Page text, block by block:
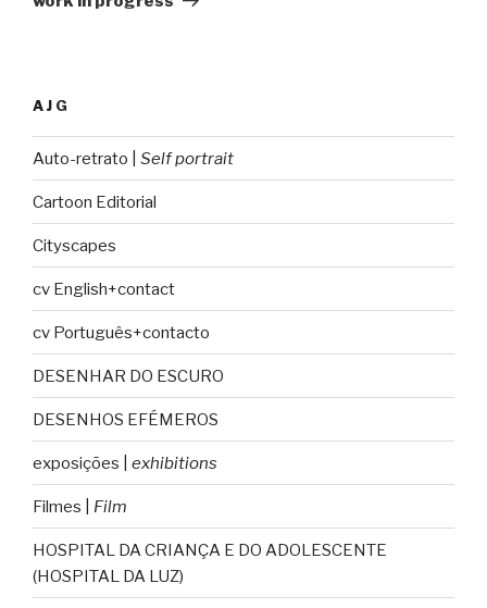
AJG
Auto-retrato | Self portrait
Cartoon Editorial
Cityscapes
cv English+contact
cv Português+contacto
DESENHAR DO ESCURO
DESENHOS EFÉMEROS
exposições | exhibitions
Filmes | Film
HOSPITAL DA CRIANÇA E DO ADOLESCENTE
(HOSPITAL DA LUZ)